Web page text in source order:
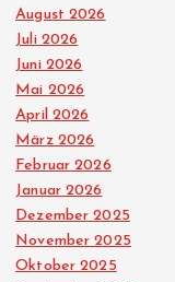
August 2026
Juli 2026
Juni 2026
Mai 2026
April 2026
März 2026
Februar 2026
Januar 2026
Dezember 2025
November 2025
Oktober 2025